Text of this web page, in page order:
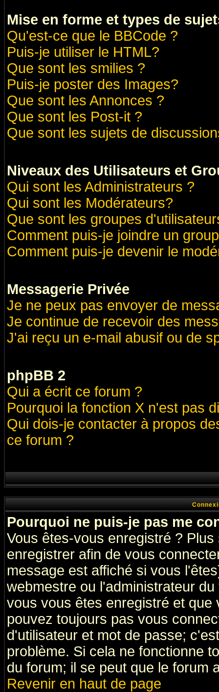
Mise en forme et types de
Qu'est-ce que le BBCode ?
Puis-je utiliser le HTML?
Que sont les smilies ?
Puis-je poster des Images?
Que sont les Annonces ?
Que sont les Post-it ?
Que sont les sujets de
Niveaux des Utilisateurs et
Qui sont les Administrateurs ?
Qui sont les Modérateurs?
Que sont les groupes
Comment puis-je joindre un
Comment puis-je devenir le
Messagerie Privée
Je ne peux pas envoyer de
Je continue de recevoir des
J'ai reçu un e-mail abusif ou de
phpBB 2
Qui a écrit ce forum ?
Pourquoi la fonction X n'est pas
Qui dois-je contacter à propos
ce forum ?
Pourquoi ne puis-je pas me
Vous êtes-vous enregistré ?
enregistrer afin de vous
message est affiché si vous
webmestre ou l'administrateur
vous vous êtes enregistré et
pouvez toujours pas vous
d'utilisateur et mot de passe;
problème. Si cela ne fonctionne
du forum; il se peut que le forum
Revenir en haut de page